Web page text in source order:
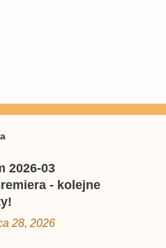
2026-03
- kolejne
28, 2026